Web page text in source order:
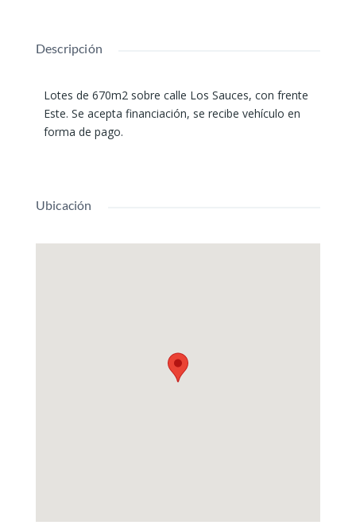
Descripción
Lotes de 670m2 sobre calle Los Sauces, con frente
Este. Se acepta financiación, se recibe vehículo en
forma de pago.
Ubicación